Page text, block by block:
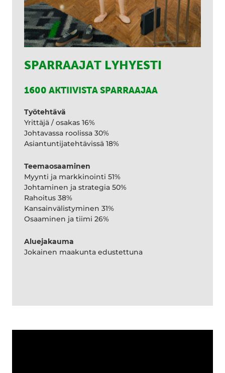
SPARRAAJAT LYHYESTI
1600 AKTIIVISTA SPARRAAJAA
Työtehtävä
Yrittäjä / osakas 16%
Johtavassa roolissa 30%
Asiantuntijatehtävissä 18%
Teemaosaaminen
Myynti ja markkinointi 51%
Johtaminen ja strategia 50%
Rahoitus 38%
Kansainvälistyminen 31%
Osaaminen ja tiimi 26%
Aluejakauma
Jokainen maakunta edustettuna